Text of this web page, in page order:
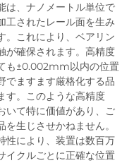
は、ナノメートル単位で
工されたレール面を生み
。これにより、ベアリン
が確保されます。高精度
も±0.002mm以内の位置
でますます厳格化する品
す。このような高精度
いて特に価値があり、ご
生じさせかねません。
性により、装置は数百万
イクルごとに正確な位置